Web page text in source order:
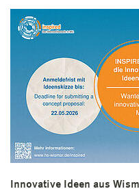
Innovative Ideen aus